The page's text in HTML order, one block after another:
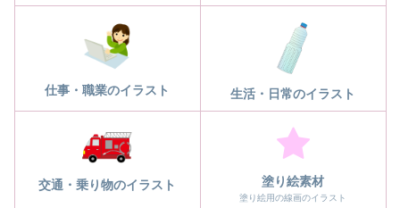
仕事・職業のイラスト 生活・日常のイラスト
交通・乗り物のイラスト 塗り絵素材
塗り絵用の線画のイラスト